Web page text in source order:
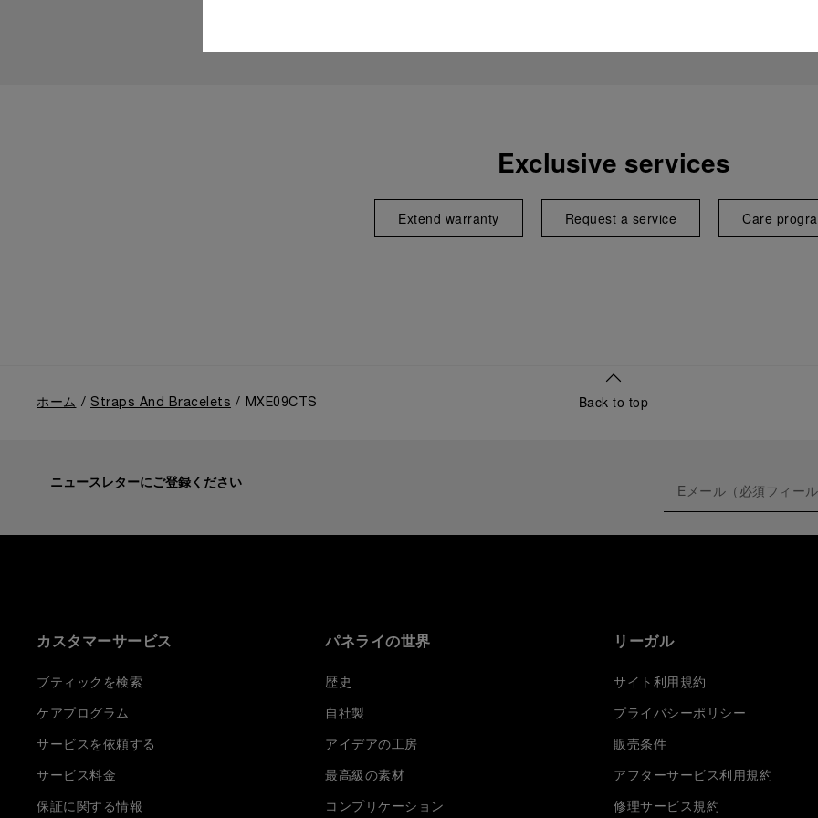
Exclusive services
Extend warranty Request a service Care
ホーム Straps And Bracelets MXE09CTS Back to top
ニュースレターにご登録ください
カスタマーサービス
ブティックを検索
ケアプログラム
サービスを依頼する
サービス料金
保証に関する情報
パネライの世界
歴史
自社製
アイデアの工房
最高級の素材
コンプリケーション
リーガル
サイト利用規約
プライバシーポリシー
販売条件
アフターサービス利用規約
修理サービス規約